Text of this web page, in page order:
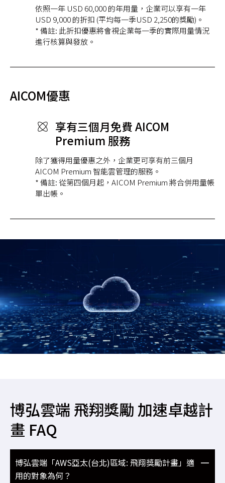
依照一年 USD 60,000 的年用量，企業可以享有一年
USD 9,000 的折扣 (平均每一季USD 2,250的獎勵)。
* 備註: 此折扣優惠將會視企業每一季的實際用量情況
進行核算與發放。
AICOM優惠
享有三個月免費 AICOM
Premium 服務
除了獲得用量優惠之外，企業更可享有前三個月
AICOM Premium 智能雲管理的服務。
* 備註: 從第四個月起，AICOM Premium 將合併用量帳
單出帳。
博弘雲端 飛翔獎勵 加速卓越計
畫 FAQ
博弘雲端「AWS亞太(台北)區域: 飛翔獎勵計畫」適
用的對象為何？